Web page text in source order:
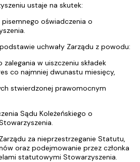
ustaje na skutek:
pisemnego oświadczenia o
uchwały Zarządu z powodu:
w uiszczeniu składek
co najmniej dwunastu miesięcy,
stwierdzonej prawomocnym
Sądu Koleżeńskiego o
za nieprzestrzeganie Statutu,
oraz podejmowanie przez członka
statutowymi Stowarzyszenia.